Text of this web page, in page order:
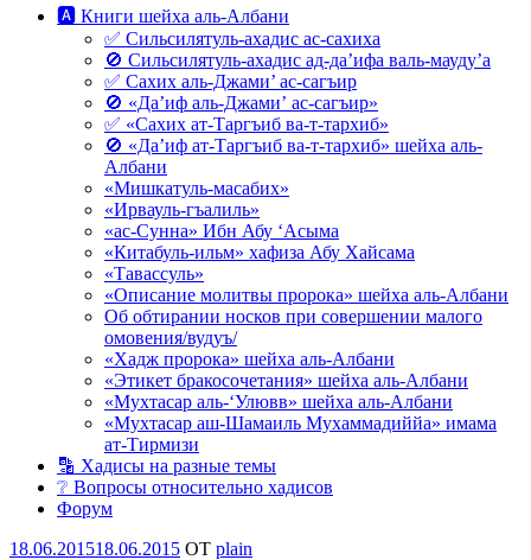
🅰 Книги шейха аль-Албани
✅ Сильсилятуль-ахадис ас-сахиха
🚫 Сильсилятуль-ахадис ад-да’ифа валь-мауду’а
✅ Сахих аль-Джами’ ас-сагъир
🚫 «Да’иф аль-Джами’ ас-сагъир»
✅ «Сахих ат-Таргъиб ва-т-тархиб»
🚫 «Да’иф ат-Таргъиб ва-т-тархиб» шейха аль-
Албани
«Мишкатуль-масабих»
«Ирвауль-гъалиль»
«ас-Сунна» Ибн Абу ‘Асыма
«Китабуль-ильм» хафиза Абу Хайсама
«Тавассуль»
«Описание молитвы пророка» шейха аль-Албани
Об обтирании носков при совершении малого
омовения/вудуъ/
«Хадж пророка» шейха аль-Албани
«Этикет бракосочетания» шейха аль-Албани
«Мухтасар аль-‘Улювв» шейха аль-Албани
«Мухтасар аш-Шамаиль Мухаммадиййа» имама
ат-Тирмизи
🔡 Хадисы на разные темы
❔ Вопросы относительно хадисов
Форум
Опубликовано
18.06.201518.06.2015 OT plain